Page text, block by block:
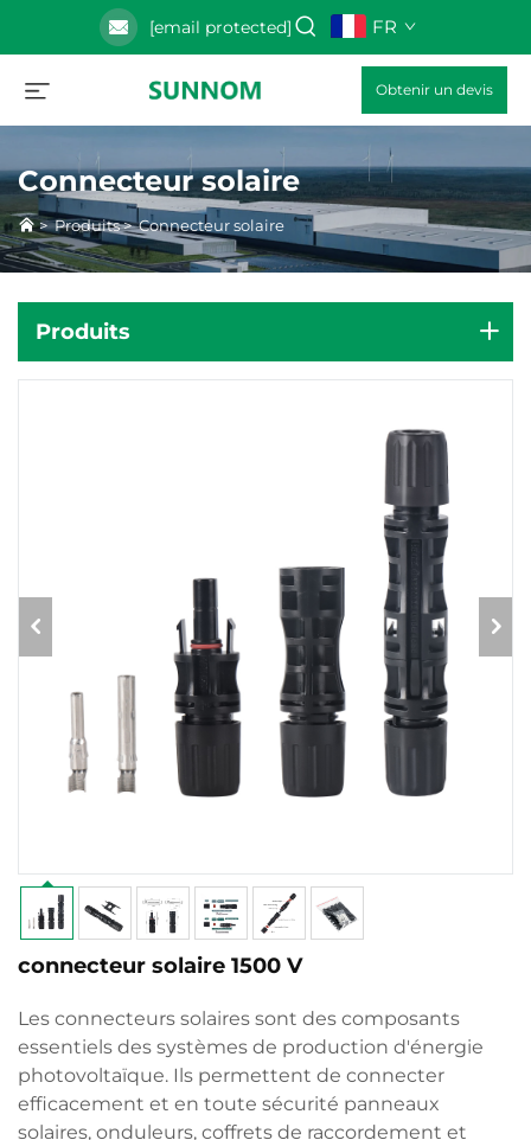
[email protected] FR
Obtenir un devis
Connecteur solaire
>Produits>Connecteur solaire
Produits
connecteur solaire 1500 V
Les connecteurs solaires sont des composants
essentiels des systèmes de production d'énergie
photovoltaïque. Ils permettent de connecter
efficacement et en toute sécurité panneaux
solaires, onduleurs, coffrets de raccordement et